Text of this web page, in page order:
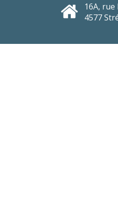
16A, rue
4577